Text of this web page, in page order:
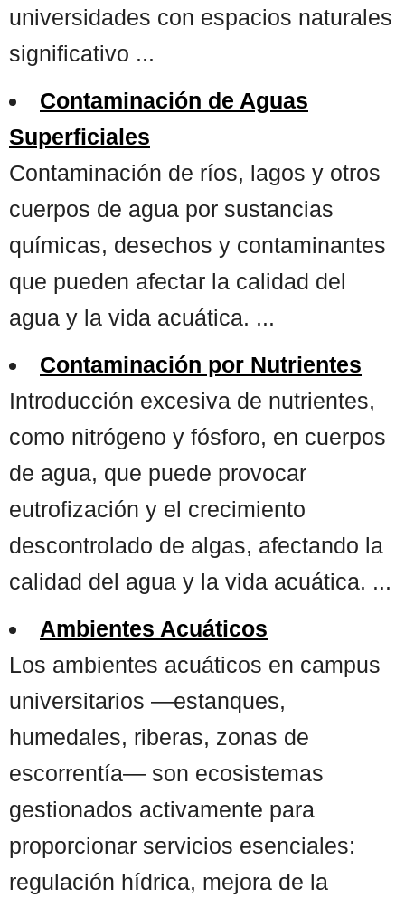
universidades con espacios naturales
significativo ...
Contaminación de Aguas
Superficiales
Contaminación de ríos, lagos y otros
cuerpos de agua por sustancias
químicas, desechos y contaminantes
que pueden afectar la calidad del
agua y la vida acuática. ...
Contaminación por Nutrientes
Introducción excesiva de nutrientes,
como nitrógeno y fósforo, en cuerpos
de agua, que puede provocar
eutrofización y el crecimiento
descontrolado de algas, afectando la
calidad del agua y la vida acuática. ...
Ambientes Acuáticos
Los ambientes acuáticos en campus
universitarios —estanques,
humedales, riberas, zonas de
escorrentía— son ecosistemas
gestionados activamente para
proporcionar servicios esenciales:
regulación hídrica, mejora de la